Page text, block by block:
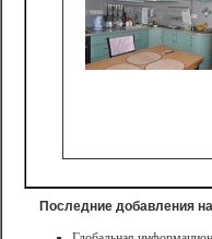
Последние добавления